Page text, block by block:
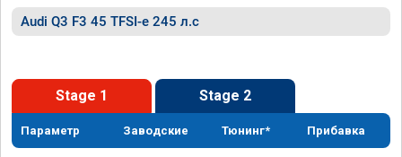
Audi Q3 F3 45 TFSI-e 245 л.с
Stage 1 Stage 2
Параметр Заводские Тюнинг* Прибавка